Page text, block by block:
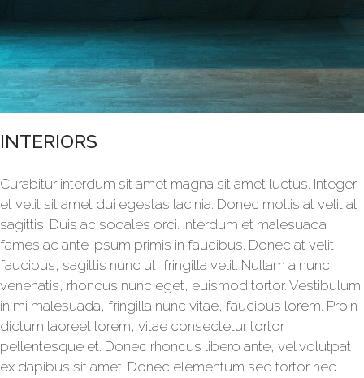
INTERIORS
Curabitur interdum sit amet magna sit amet luctus. Integer
et velit sit amet dui egestas lacinia. Donec mollis at velit at
sagittis. Duis ac sodales orci. Interdum et malesuada
fames ac ante ipsum primis in faucibus. Donec at velit
faucibus, sagittis nunc ut, fringilla velit. Nullam a nunc
venenatis, rhoncus nunc eget, euismod tortor. Vestibulum
in mi malesuada, fringilla nunc vitae, faucibus lorem. Proin
dictum laoreet lorem, vitae consectetur tortor
pellentesque et. Donec rhoncus libero ante, vel volutpat
ex dapibus sit amet. Donec elementum sed tortor nec